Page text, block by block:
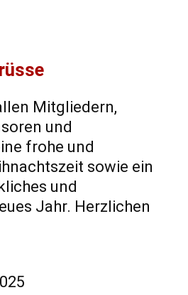
Mitgliedern,
und
frohe und
sowie ein
und
Jahr. Herzlichen